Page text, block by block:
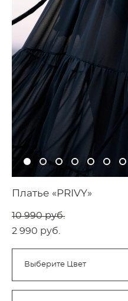
Платье «PRIVY»
10 990 pуб.
2 990 pуб.
Выберите Цвет